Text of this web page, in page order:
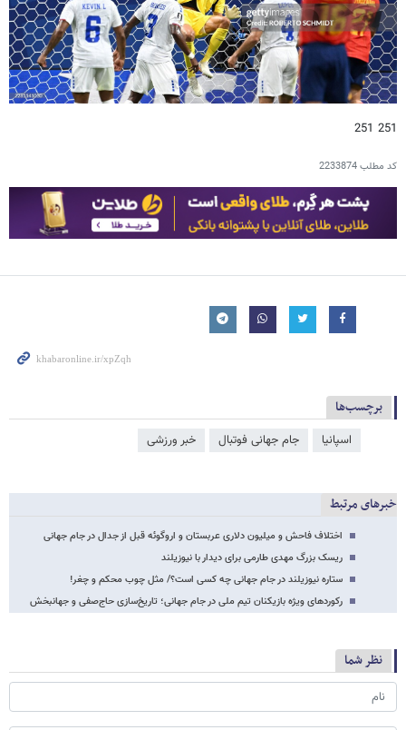
251 251
کد مطلب2233874
برچسب‌ها
اسپانیا جام جهانی فوتبال خبر ورزشی
خبرهای مرتبط
اختلاف فاحش و میلیون دلاری عربستان و اروگوئه قبل از جدال در جام جهانی
ریسک بزرگ مهدی طارمی برای دیدار با نیوزیلند
ستاره نیوزیلند در جام جهانی چه کسی است؟/ مثل چوب محکم و چغر!
رکوردهای ویژه بازیکنان تیم ملی در جام جهانی؛ تاریخ‌سازی حاج‌صفی و جهانبخش
نظر شما